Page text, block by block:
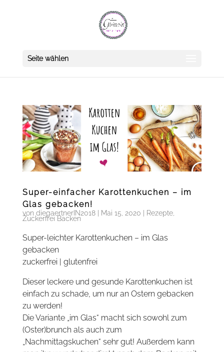
Seite wählen
Super-einfacher Karottenkuchen – im
Glas gebacken!
von diegaertnerIN2018| Mai 15, 2020 Rezepte,
Zuckerfrei Backen
Super-leichter Karottenkuchen – im Glas
gebacken
zuckerfrei | glutenfrei
Dieser leckere und gesunde Karottenkuchen ist
einfach zu schade, um nur an Ostern gebacken
zu werden!
Die Variante „im Glas“ macht sich sowohl zum
(Oster)brunch als auch zum
„Nachmittagskuchen“ sehr gut! Außerdem kann